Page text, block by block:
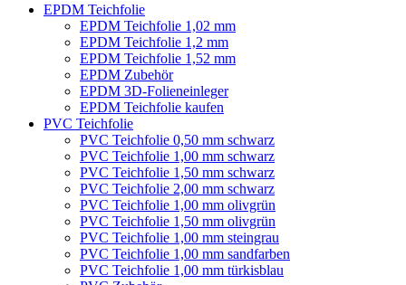
EPDM Teichfolie
EPDM Teichfolie 1,02 mm
EPDM Teichfolie 1,2 mm
EPDM Teichfolie 1,52 mm
EPDM Zubehör
EPDM 3D-Folieneinleger
EPDM Teichfolie kaufen
PVC Teichfolie
PVC Teichfolie 0,50 mm schwarz
PVC Teichfolie 1,00 mm schwarz
PVC Teichfolie 1,50 mm schwarz
PVC Teichfolie 2,00 mm schwarz
PVC Teichfolie 1,00 mm olivgrün
PVC Teichfolie 1,50 mm olivgrün
PVC Teichfolie 1,00 mm steingrau
PVC Teichfolie 1,00 mm sandfarben
PVC Teichfolie 1,00 mm türkisblau